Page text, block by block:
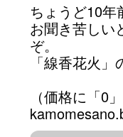
ちょうど10年
お聞き苦しい
ぞ。
「線香花火」